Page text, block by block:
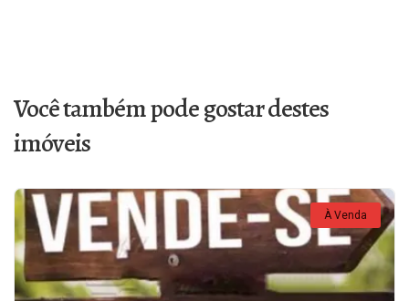
Você também pode gostar destes
imóveis
À Venda